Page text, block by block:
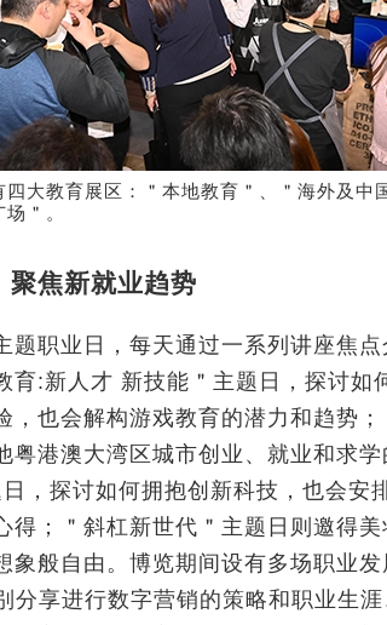
四大教育展区：＂本地教育＂、＂海外及中
＂。
焦新就业趋势
题职业日，每天通过一系列讲座焦
育:新人才 新技能＂主题日，探讨如
，也会解构游戏教育的潜力和趋势
粤港澳大湾区城市创业、就业和求
日，探讨如何拥抱创新科技，也会
得；＂斜杠新世代＂主题日则邀得
象般自由。博览期间设有多场职业
分享进行数字营销的策略和职业生涯